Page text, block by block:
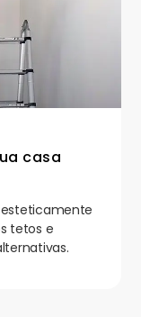
casa
esteticamente
tetos e